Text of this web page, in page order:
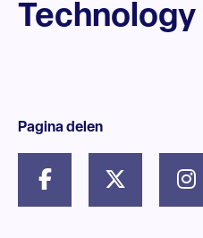
Technology
Pagina delen